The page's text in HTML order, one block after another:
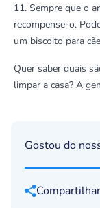
11. Sempre que o
recompense-o.
um biscoito para
Quer saber quais
limpar a casa? A
Gostou do
Compartilhar